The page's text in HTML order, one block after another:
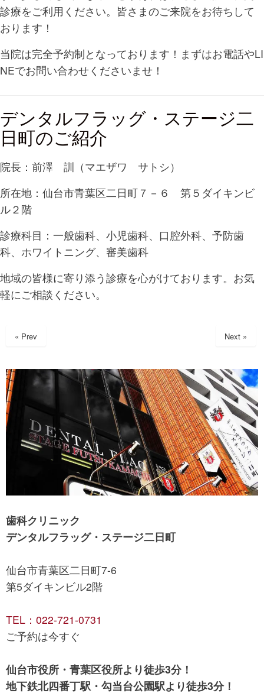
診療をご利用ください。皆さまのご来院をお待ちして
おります！
当院は完全予約制となっております！まずはお電話やLI
NEでお問い合わせくださいませ！
デンタルフラッグ・ステージ二
日町のご紹介
院長：前澤 訓（マエザワ サトシ）
所在地：仙台市青葉区二日町７－６ 第５ダイキンビ
ル２階
診療科目：一般歯科、小児歯科、口腔外科、予防歯
科、ホワイトニング、審美歯科
地域の皆様に寄り添う診療を心がけております。お気
軽にご相談ください。
« Prev Next »
歯科クリニック
デンタルフラッグ・ステージ二日町
仙台市青葉区二日町7-6
第5ダイキンビル2階
TEL：022-721-0731
ご予約は今すぐ
仙台市役所・青葉区役所より徒歩3分！
地下鉄北四番丁駅・勾当台公園駅より徒歩3分！